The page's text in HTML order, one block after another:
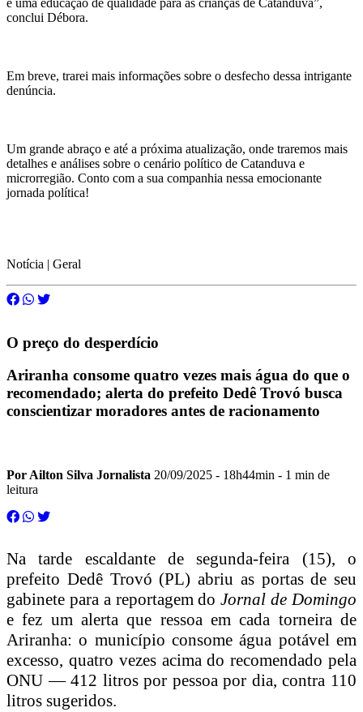
conclui Débora.
Em breve, trarei mais informações sobre o desfecho dessa intrigante
denúncia.
Um grande abraço e até a próxima atualização, onde traremos mais
detalhes e análises sobre o cenário político de Catanduva e
microrregião. Conto com a sua companhia nessa emocionante
jornada política!
Notícia | Geral
O preço do desperdício
Ariranha consome quatro vezes mais água do que o
recomendado; alerta do prefeito Dedê Trovó busca
conscientizar moradores antes de racionamento
Por Ailton Silva Jornalista 20/09/2025 - 18h44min - 1 min de
leitura
Na tarde escaldante de segunda-feira (15), o
prefeito Dedê Trovó (PL) abriu as portas de seu
gabinete para a reportagem doJornal de Domingo
e fez um alerta que ressoa em cada torneira de
Ariranha: o município consome água potável em
excesso, quatro vezes acima do recomendado pela
ONU — 412 litros por pessoa por dia, contra 110
litros sugeridos.